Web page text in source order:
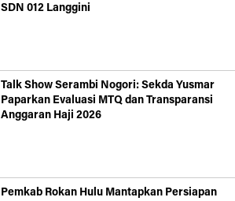
SDN 012 Langgini
Talk Show Serambi Nogori: Sekda Yusmar
Paparkan Evaluasi MTQ dan Transparansi
Anggaran Haji 2026
Pemkab Rokan Hulu Mantapkan Persiapan